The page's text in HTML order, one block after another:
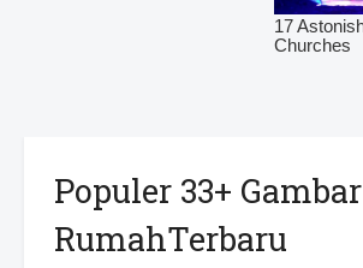
Populer 33+ Gambar
RumahTerbaru